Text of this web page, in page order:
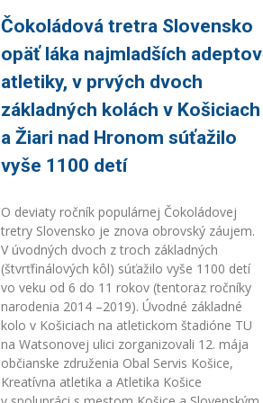
Čokoládová tretra Slovensko
opäť láka najmladších adeptov
atletiky, v prvých dvoch
základných kolách v Košiciach
a Žiari nad Hronom súťažilo
vyše 1100 detí
O deviaty ročník populárnej Čokoládovej
tretry Slovensko je znova obrovský záujem.
V úvodných dvoch z troch základných
(štvrťfinálových kôl) súťažilo vyše 1100 detí
vo veku od 6 do 11 rokov (tentoraz ročníky
narodenia 2014 –2019). Úvodné základné
kolo v Košiciach na atletickom štadióne TU
na Watsonovej ulici zorganizovali 12. mája
občianske združenia Obal Servis Košice,
Kreatívna atletika a Atletika Košice